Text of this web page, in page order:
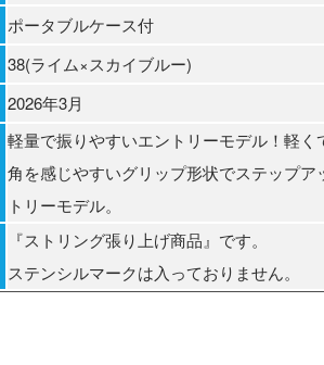
ポータブルケース付
38(ライム×スカイブルー)
2026年3月
軽量で振りやすいエントリーモデル！軽く
角を感じやすいグリップ形状でステップア
トリーモデル。
『ストリング張り上げ商品』です。
ステンシルマークは入っておりません。